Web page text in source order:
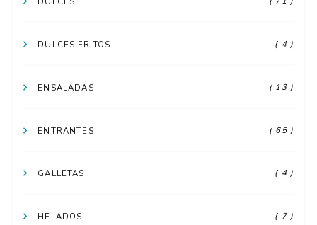
DULCES FRITOS ( 4 )
ENSALADAS ( 13 )
ENTRANTES ( 65 )
GALLETAS ( 4 )
HELADOS ( 7 )